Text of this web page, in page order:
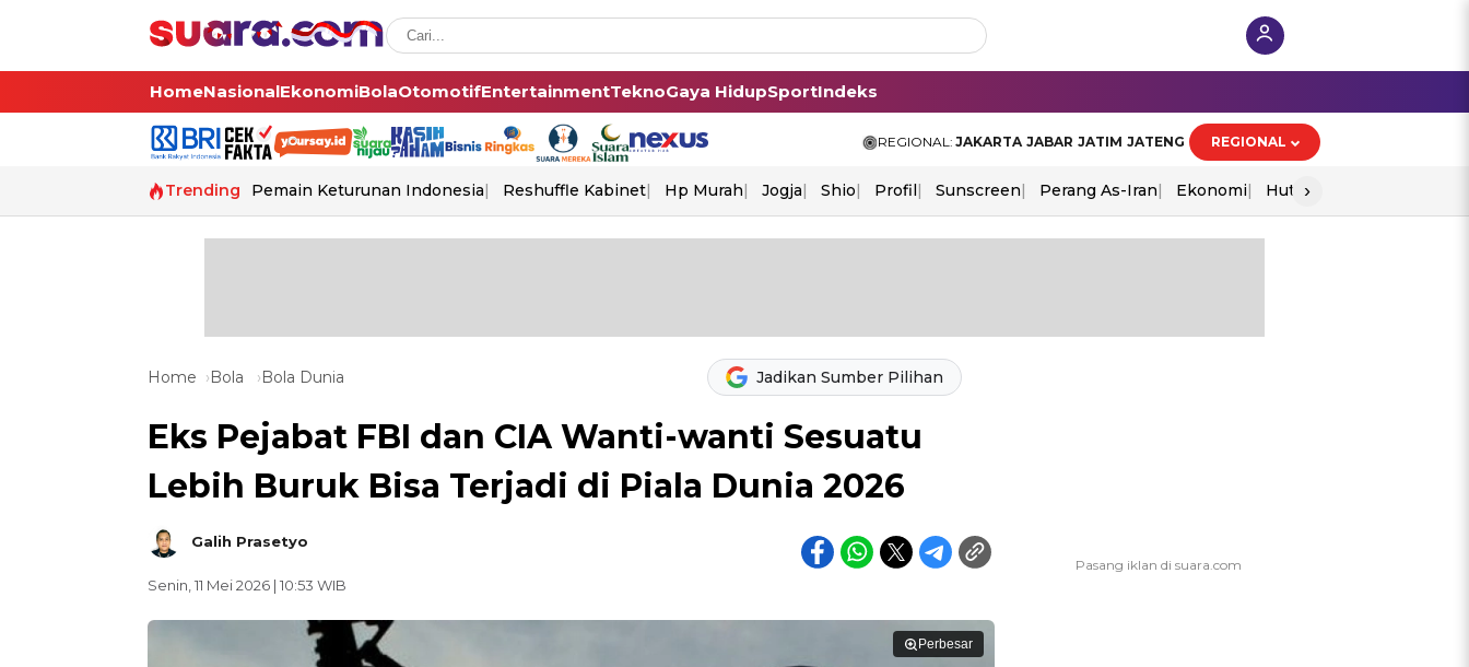
HomeNasionalEkonomiBolaOtomotifEntertainmentTeknoGaya HidupSportIndeks
REGIONAL: JAKARTA JABAR JATIM JATENG REGIONAL
Trending Pemain Keturunan Indonesia Reshuffle Kabinet Hp Murah Jogja Shio Profil Sunscreen Perang As-Iran Ekonomi Hut Ri
›
Home Bola Bola Dunia Jadikan Sumber Pilihan
Eks Pejabat FBI dan CIA Wanti-wanti Sesuatu
Lebih Buruk Bisa Terjadi di Piala Dunia 2026
Galih Prasetyo
Senin, 11 Mei 2026 | 10:53 WIB
Perbesar